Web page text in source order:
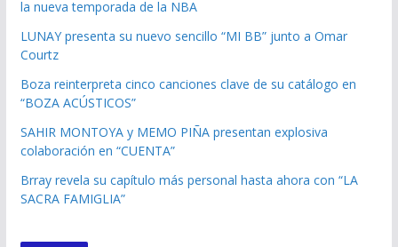
la nueva temporada de la NBA
LUNAY presenta su nuevo sencillo “MI BB” junto a Omar
Courtz
Boza reinterpreta cinco canciones clave de su catálogo en
“BOZA ACÚSTICOS”
SAHIR MONTOYA y MEMO PIÑA presentan explosiva
colaboración en “CUENTA”
Brray revela su capítulo más personal hasta ahora con “LA
SACRA FAMIGLIA”